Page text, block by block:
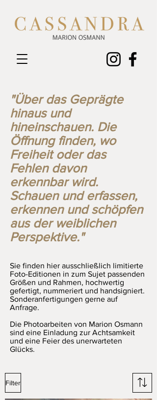
"Über das Geprägte
hinaus und
hineinschauen. Die
Öffnung finden, wo
Freiheit oder das
Fehlen davon
erkennbar wird.
Schauen und erfassen,
erkennen und schöpfen
aus der weiblichen
Perspektive."
Sie finden hier ausschließlich limitierte
Foto-Editionen in zum Sujet passenden
Größen und Rahmen, hochwertig
gefertigt, nummeriert und handsigniert.
Sonderanfertigungen gerne auf
Anfrage.
Die Photoarbeiten von Marion Osmann
sind eine Einladung zur Achtsamkeit
und eine Feier des unerwarteten
Glücks.
Filter